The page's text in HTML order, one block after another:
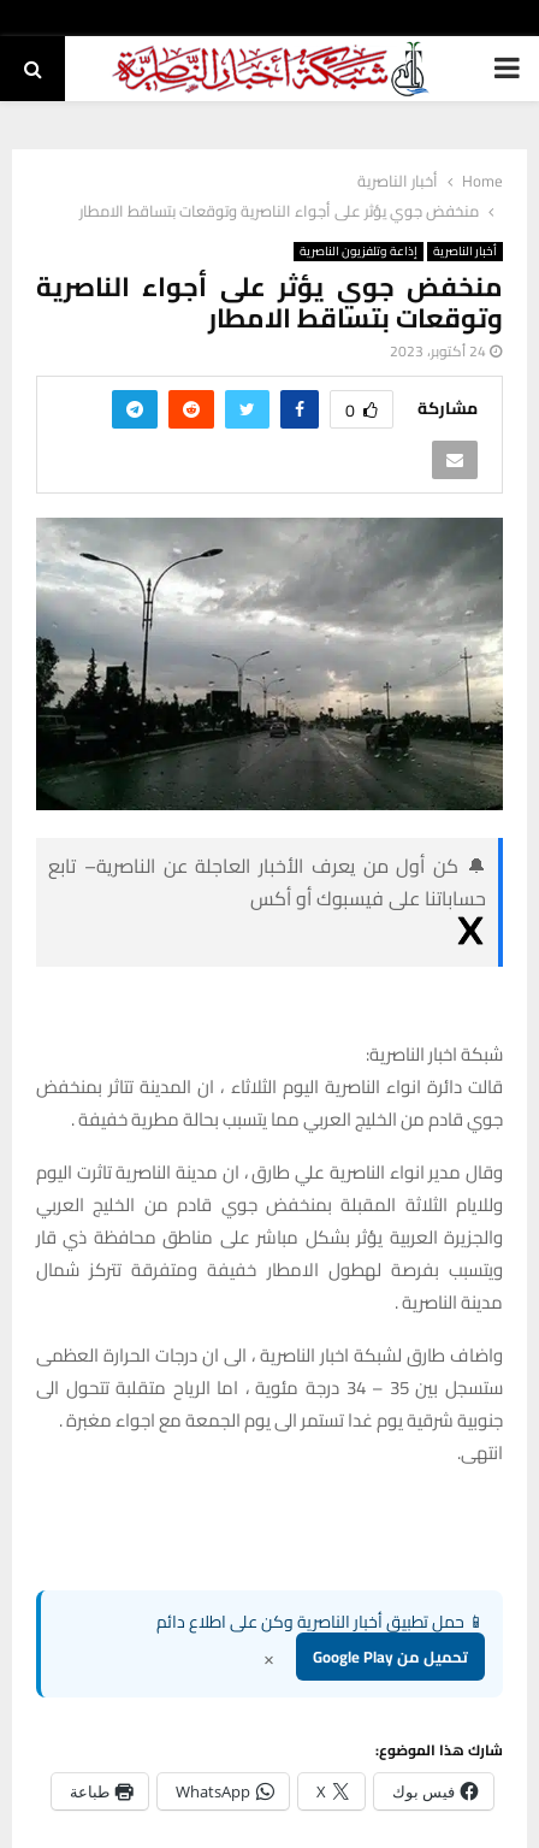
PRIMARY
Home
أخبار الناصرية
منخفض جوي يؤثر على أجواء الناصرية وتوقعات بتساقط الامطار
أخبار الناصرية إذاعة وتلفزيون الناصرية
منخفض جوي يؤثر على أجواء الناصرية
وتوقعات بتساقط الامطار
24 أكتوبر، 2023
مشاركة 0
🔔 كن أول من يعرف الأخبار العاجلة عن الناصرية– تابع
حساباتنا على فيسبوك أو أكس
شبكة اخبار الناصرية:
قالت دائرة انواء الناصرية اليوم الثلاثاء ، ان المدينة تتاثر بمنخفض
جوي قادم من الخليج العربي مما يتسبب بحالة مطرية خفيفة .
وقال مدير انواء الناصرية علي طارق ، ان مدينة الناصرية تاثرت اليوم
وللايام الثلاثة المقبلة بمنخفض جوي قادم من الخليج العربي
والجزيرة العربية يؤثر بشكل مباشر على مناطق محافظة ذي قار
ويتسبب بفرصة لهطول الامطار خفيفة ومتفرقة تتركز شمال
مدينة الناصرية .
واضاف طارق لشبكة اخبار الناصرية ، الى ان درجات الحرارة العظمى
ستسجل بين 35 – 34 درجة مئوية ، اما الرياح متقلبة تتحول الى
جنوبية شرقية يوم غدا تستمر الى يوم الجمعة مع اجواء مغبرة .
انتهى.
📱 حمل تطبيق أخبار الناصرية وكن على اطلاع دائم
تحميل من Google Play ×
شارك هذا الموضوع:
فيس بوك X
WhatsApp طباعة